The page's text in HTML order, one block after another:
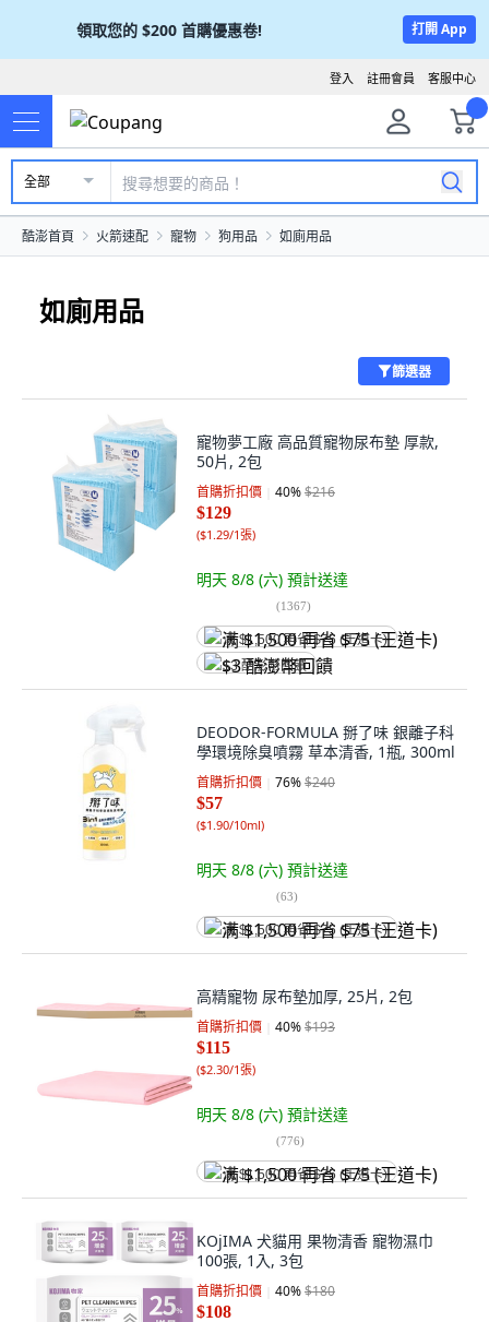
領取您的 $200 首購優惠卷! 打開 App
客服中心
註冊會員
登入
全部
酷澎首頁 火箭速配 寵物 狗用品 如廁用品
如廁用品
篩選器
寵物夢工廠 高品質寵物尿布墊 厚款,
50片, 2包
首購折扣價 40%$216
$129
($1.29/1張)
明天 8/8 (六) 預計送達
(1367)
满 $1,500 再省 $75 (王道卡)
$3 酷澎幣回饋
DEODOR-FORMULA 掰了味 銀離子科
學環境除臭噴霧 草本清香, 1瓶, 300ml
首購折扣價 76%$240
$57
($1.90/10ml)
明天 8/8 (六) 預計送達
(63)
满 $1,500 再省 $75 (王道卡)
高精寵物 尿布墊加厚, 25片, 2包
首購折扣價 40%$193
$115
($2.30/1張)
明天 8/8 (六) 預計送達
(776)
满 $1,500 再省 $75 (王道卡)
KOjIMA 犬貓用 果物清香 寵物濕巾
100張, 1入, 3包
首購折扣價 40%$180
$108